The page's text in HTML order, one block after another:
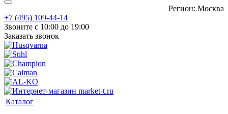
Регион: Москва
+7 (495) 109-44-14
Звоните с 10:00 до 19:00
Заказать звонок
Каталог